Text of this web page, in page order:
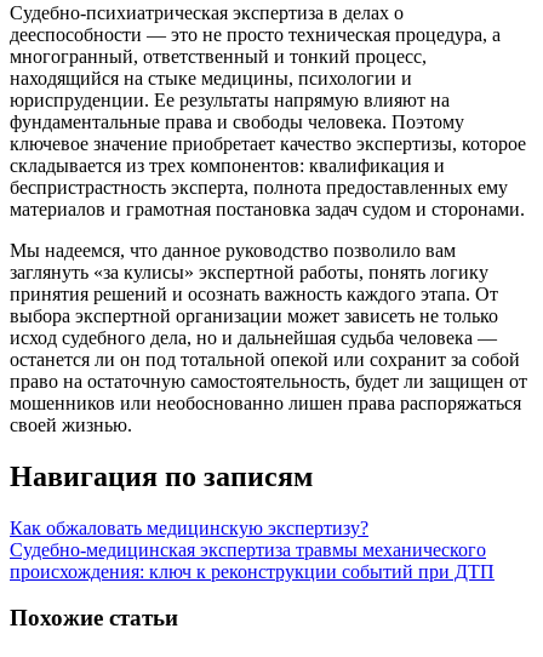
Судебно-психиатрическая экспертиза в делах о
дееспособности — это не просто техническая процедура, а
многогранный, ответственный и тонкий процесс,
находящийся на стыке медицины, психологии и
юриспруденции. Ее результаты напрямую влияют на
фундаментальные права и свободы человека. Поэтому
ключевое значение приобретает качество экспертизы, которое
складывается из трех компонентов: квалификация и
беспристрастность эксперта, полнота предоставленных ему
материалов и грамотная постановка задач судом и сторонами.
Мы надеемся, что данное руководство позволило вам
заглянуть «за кулисы» экспертной работы, понять логику
принятия решений и осознать важность каждого этапа. От
выбора экспертной организации может зависеть не только
исход судебного дела, но и дальнейшая судьба человека —
останется ли он под тотальной опекой или сохранит за собой
право на остаточную самостоятельность, будет ли защищен от
мошенников или необоснованно лишен права распоряжаться
своей жизнью.
Навигация по записям
Как обжаловать медицинскую экспертизу?
Судебно-медицинская экспертиза травмы механического
происхождения: ключ к реконструкции событий при ДТП
Похожие статьи